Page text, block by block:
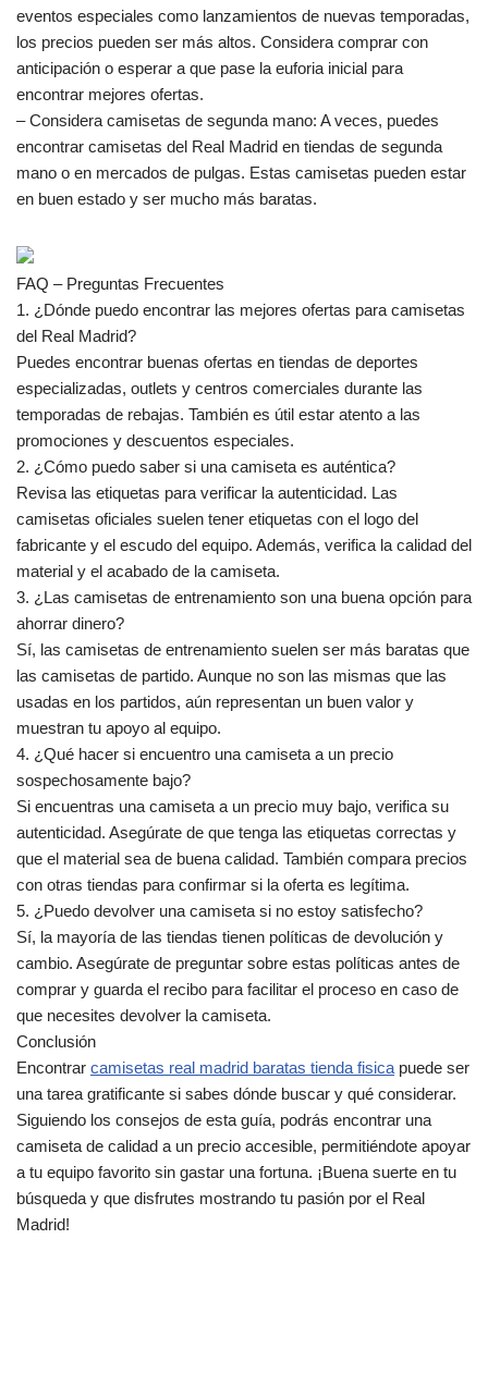
eventos especiales como lanzamientos de nuevas temporadas,
los precios pueden ser más altos. Considera comprar con
anticipación o esperar a que pase la euforia inicial para
encontrar mejores ofertas.
– Considera camisetas de segunda mano: A veces, puedes
encontrar camisetas del Real Madrid en tiendas de segunda
mano o en mercados de pulgas. Estas camisetas pueden estar
en buen estado y ser mucho más baratas.
FAQ – Preguntas Frecuentes
1. ¿Dónde puedo encontrar las mejores ofertas para camisetas
del Real Madrid?
Puedes encontrar buenas ofertas en tiendas de deportes
especializadas, outlets y centros comerciales durante las
temporadas de rebajas. También es útil estar atento a las
promociones y descuentos especiales.
2. ¿Cómo puedo saber si una camiseta es auténtica?
Revisa las etiquetas para verificar la autenticidad. Las
camisetas oficiales suelen tener etiquetas con el logo del
fabricante y el escudo del equipo. Además, verifica la calidad del
material y el acabado de la camiseta.
3. ¿Las camisetas de entrenamiento son una buena opción para
ahorrar dinero?
Sí, las camisetas de entrenamiento suelen ser más baratas que
las camisetas de partido. Aunque no son las mismas que las
usadas en los partidos, aún representan un buen valor y
muestran tu apoyo al equipo.
4. ¿Qué hacer si encuentro una camiseta a un precio
sospechosamente bajo?
Si encuentras una camiseta a un precio muy bajo, verifica su
autenticidad. Asegúrate de que tenga las etiquetas correctas y
que el material sea de buena calidad. También compara precios
con otras tiendas para confirmar si la oferta es legítima.
5. ¿Puedo devolver una camiseta si no estoy satisfecho?
Sí, la mayoría de las tiendas tienen políticas de devolución y
cambio. Asegúrate de preguntar sobre estas políticas antes de
comprar y guarda el recibo para facilitar el proceso en caso de
que necesites devolver la camiseta.
Conclusión
Encontrar camisetas real madrid baratas tienda fisica puede ser
una tarea gratificante si sabes dónde buscar y qué considerar.
Siguiendo los consejos de esta guía, podrás encontrar una
camiseta de calidad a un precio accesible, permitiéndote apoyar
a tu equipo favorito sin gastar una fortuna. ¡Buena suerte en tu
búsqueda y que disfrutes mostrando tu pasión por el Real
Madrid!